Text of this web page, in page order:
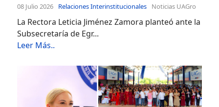
08 Julio 2026 Relaciones Interinstitucionales Noticias UAGro
La Rectora Leticia Jiménez Zamora planteó ante la
Subsecretaría de Egr...
Leer Más..